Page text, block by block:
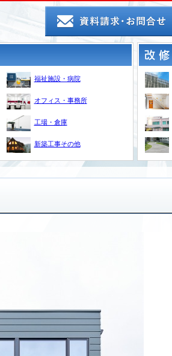
福祉施設・病院
オフィス・事務所
工場・倉庫
新築工事その他